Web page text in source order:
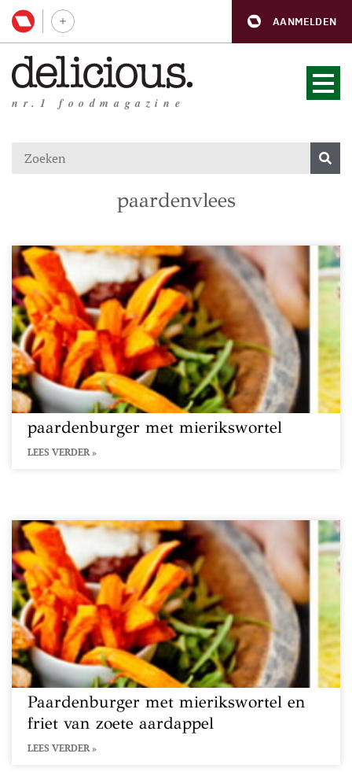
AANMELDEN
nr.1 foodmagazine
paardenvlees
paardenburger met mierikswortel
LEES VERDER »
Paardenburger met mierikswortel en
friet van zoete aardappel
LEES VERDER »